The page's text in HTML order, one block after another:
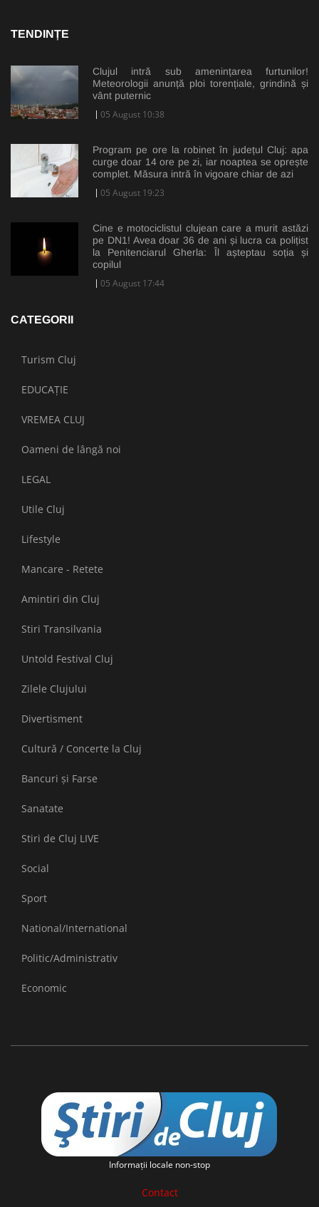
TENDINȚE
Clujul intră sub amenințarea furtunilor!
Meteorologii anunță ploi torențiale, grindină și
vânt puternic
05 August 10:38
Program pe ore la robinet în județul Cluj: apa
curge doar 14 ore pe zi, iar noaptea se oprește
complet. Măsura intră în vigoare chiar de azi
05 August 19:23
Cine e motociclistul clujean care a murit astăzi
pe DN1! Avea doar 36 de ani și lucra ca polițist
la Penitenciarul Gherla: Îl așteptau soția și
copilul
05 August 17:44
CATEGORII
Turism Cluj
EDUCAȚIE
VREMEA CLUJ
Oameni de lângă noi
LEGAL
Utile Cluj
Lifestyle
Mancare - Retete
Amintiri din Cluj
Stiri Transilvania
Untold Festival Cluj
Zilele Clujului
Divertisment
Cultură / Concerte la Cluj
Bancuri și Farse
Sanatate
Stiri de Cluj LIVE
Social
Sport
National/International
Politic/Administrativ
Economic
Informaţii locale non-stop
Contact